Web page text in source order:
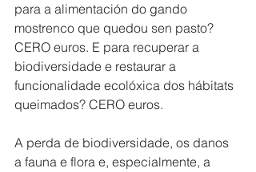
para a alimentación do gando
mostrenco que quedou sen pasto?
CERO euros. E para recuperar a
biodiversidade e restaurar a
funcionalidade ecolóxica dos hábitats
queimados? CERO euros.
A perda de biodiversidade, os danos
a fauna e flora e, especialmente, a